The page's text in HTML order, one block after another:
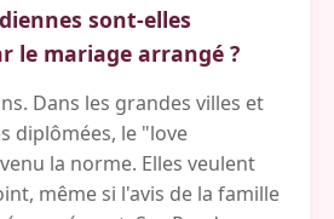
sont-elles
le mariage arrangé ?
Dans les grandes villes et
diplômées, le "love
la norme. Elles veulent
même si l'avis de la famille